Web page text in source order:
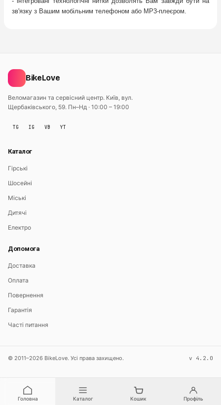
зв'язку з Вашим мобільним телефоном або MP3-плеєром.
BikeLove
Веломагазин та сервісний центр. Київ, вул.
Щербаківського, 59. Пн–Нд · 10:00 – 19:00
TG IG VB YT
Каталог
Гірські
Шосейні
Міські
Дитячі
Електро
Допомога
Доставка
Оплата
Повернення
Гарантія
Часті питання
© 2011–2026 BikeLove. Усі права захищено. v 4.2.0
Головна Каталог Кошик Профіль